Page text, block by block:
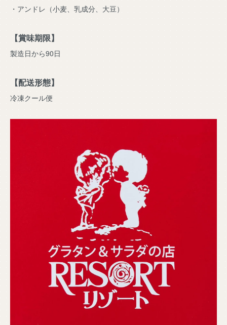
・アンドレ（小麦、乳成分、大豆）
【賞味期限】
製造日から90日
【配送形態】
冷凍クール便